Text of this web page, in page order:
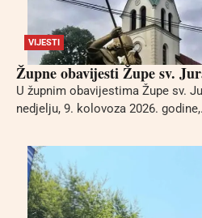
VIJESTI
Župne obavijesti Župe sv.
U župnim obavijestima Župe sv.
nedjelju, 9. kolovoza 2026.